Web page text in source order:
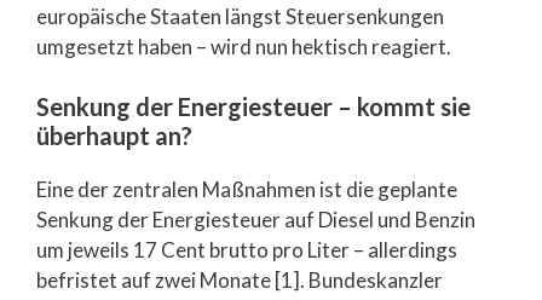
europäische Staaten längst Steuersenkungen
umgesetzt haben – wird nun hektisch reagiert.
Senkung der Energiesteuer – kommt sie
überhaupt an?
Eine der zentralen Maßnahmen ist die geplante
Senkung der Energiesteuer auf Diesel und Benzin
um jeweils 17 Cent brutto pro Liter – allerdings
befristet auf zwei Monate [1]. Bundeskanzler